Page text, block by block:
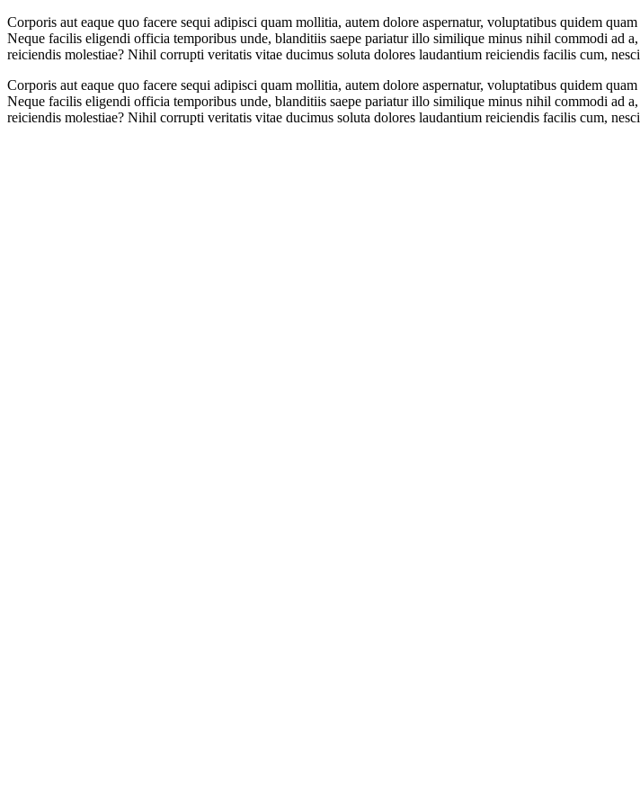
Corporis aut eaque quo facere sequi adipisci quam mollitia, autem dolore aspernatur, voluptatibus quidem
Neque facilis eligendi officia temporibus unde, blanditiis saepe pariatur illo similique minus nihil commodi ad
reiciendis molestiae? Nihil corrupti veritatis vitae ducimus soluta dolores laudantium reiciendis facilis cum,
Corporis aut eaque quo facere sequi adipisci quam mollitia, autem dolore aspernatur, voluptatibus quidem
Neque facilis eligendi officia temporibus unde, blanditiis saepe pariatur illo similique minus nihil commodi ad
reiciendis molestiae? Nihil corrupti veritatis vitae ducimus soluta dolores laudantium reiciendis facilis cum,